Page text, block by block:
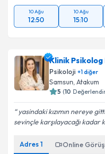
10 Ağu
12:50
10 Ağu
15:10
Klinik Psikolog
Psikoloji +1diğer
Samsun, Atakum
5 (10
yasindaki kızımın nereye
sevinçle karşılayacağı kadar
Adres 1 Online